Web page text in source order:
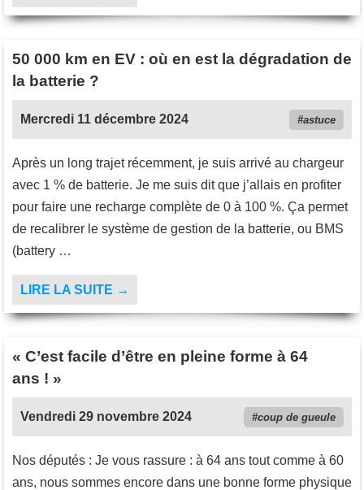
50 000 km en EV : où en est la dégradation de
la batterie ?
Mercredi 11 décembre 2024 astuce
Après un long trajet récemment, je suis arrivé au chargeur
avec 1 % de batterie. Je me suis dit que j’allais en profiter
pour faire une recharge complète de 0 à 100 %. Ça permet
de recalibrer le système de gestion de la batterie, ou BMS
(battery …
LIRE LA SUITE →
« C’est facile d’être en pleine forme à 64
ans ! »
Vendredi 29 novembre 2024 coup de gueule
Nos députés : Je vous rassure : à 64 ans tout comme à 60
ans, nous sommes encore dans une bonne forme physique